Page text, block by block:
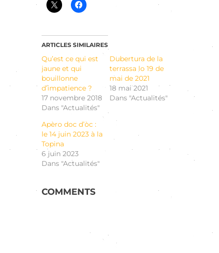
ARTICLES SIMILAIRES
Qu’est ce qui est
jaune et qui
bouillonne
d’impatience ?
17 novembre 2018
Dans "Actualités"
Dubertura de la
terrassa lo 19 de
mai de 2021
18 mai 2021
Dans "Actualités"
Apèro doc d’òc :
le 14 juin 2023 à la
Topina
6 juin 2023
Dans "Actualités"
COMMENTS